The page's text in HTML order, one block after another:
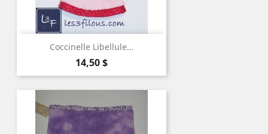
Coccinelle Libellule...
Prix
14,50 $